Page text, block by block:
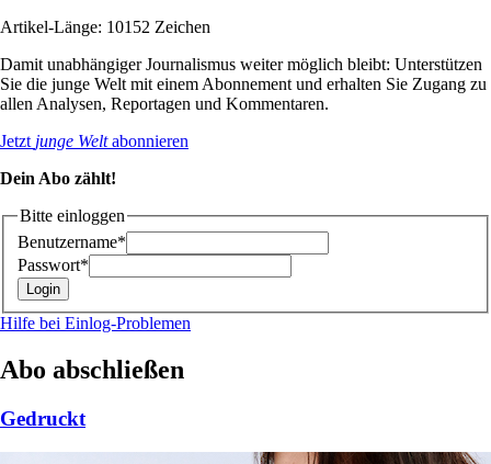
Artikel-Länge: 10152 Zeichen
Damit unabhängiger Journalismus weiter möglich bleibt: Unterstützen
Sie die junge Welt mit einem Abonnement und erhalten Sie Zugang zu
allen Analysen, Reportagen und Kommentaren.
Jetzt junge Weltabonnieren
Dein Abo zählt!
Bitte einloggen
Benutzername*
Passwort*
Hilfe bei Einlog-Problemen
Abo abschließen
Gedruckt